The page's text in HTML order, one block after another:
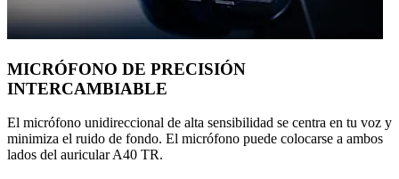
MICRÓFONO DE PRECISIÓN
INTERCAMBIABLE
El micrófono unidireccional de alta sensibilidad se centra en tu voz y
minimiza el ruido de fondo. El micrófono puede colocarse a ambos
lados del auricular A40 TR.